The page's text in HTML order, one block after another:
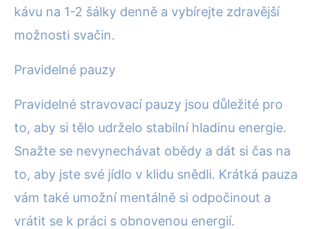
kávu na 1-2 šálky denně a vybírejte zdravější
možnosti svačin.
Pravidelné pauzy
Pravidelné stravovací pauzy jsou důležité pro
to, aby si tělo udrželo stabilní hladinu energie.
Snažte se nevynechávat obědy a dát si čas na
to, aby jste své jídlo v klidu snědli. Krátká pauza
vám také umožní mentálně si odpočinout a
vrátit se k práci s obnovenou energií.